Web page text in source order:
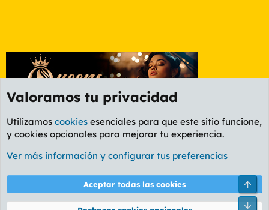
Etiquetas
Cookies
PL OLDSTYLE AMARILLO
Términos y reglas Política de privacidad Ayuda
Valoramos tu privacidad
Utilizamos cookies esenciales para que este sitio funcione,
y cookies opcionales para mejorar tu experiencia.
Ver más información y configurar tus preferencias
Aceptar todas las cookies
Pie